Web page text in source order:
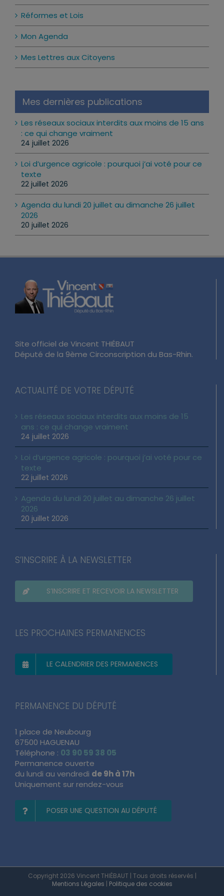
Réformes et Lois
Mon Agenda
Mes Lettres aux Citoyens
Mes dernières publications
Les réseaux sociaux interdits aux moins de 15 ans
: ce qui change vraiment
24 juillet 2026
Loi d’urgence agricole : pourquoi j’ai voté pour ce
texte
22 juillet 2026
Agenda du lundi 20 juillet au dimanche 26 juillet
2026
20 juillet 2026
Site officiel de Vincent THIÉBAUT
Député de la 9ème Circonscription du Bas-Rhin.
ACTUALITÉ DE VOTRE DÉPUTÉ
Les réseaux sociaux interdits aux moins de 15
ans : ce qui change vraiment
24 juillet 2026
Loi d’urgence agricole : pourquoi j’ai voté pour ce
texte
22 juillet 2026
Agenda du lundi 20 juillet au dimanche 26 juillet
2026
20 juillet 2026
S’INSCRIRE À LA NEWSLETTER
S’INSCRIRE ET RECEVOIR LA NEWSLETTER
LES PROCHAINES PERMANENCES
LE CALENDRIER DES PERMANENCES
PERMANENCE DU DÉPUTÉ
1 place de Neubourg
67500 HAGUENAU
Téléphone : 03 90 59 38 05
Permanence ouverte
du lundi au vendredi de 9h à 17h
Uniquement sur rendez-vous
POSER UNE QUESTION AU DÉPUTÉ
Copyright 2026 Vincent THIÉBAUT | Tous droits réservés |
Mentions Légales | Politique des cookies